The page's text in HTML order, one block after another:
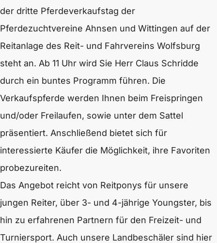
der dritte Pferdeverkaufstag der
Pferdezuchtvereine Ahnsen und Wittingen auf der
Reitanlage des Reit- und Fahrvereins Wolfsburg
steht an. Ab 11 Uhr wird Sie Herr Claus Schridde
durch ein buntes Programm führen. Die
Verkaufspferde werden Ihnen beim Freispringen
und/oder Freilaufen, sowie unter dem Sattel
präsentiert. Anschließend bietet sich für
interessierte Käufer die Möglichkeit, ihre Favoriten
probezureiten.
Das Angebot reicht von Reitponys für unsere
jungen Reiter, über 3- und 4-jährige Youngster, bis
hin zu erfahrenen Partnern für den Freizeit- und
Turniersport. Auch unsere Landbeschäler sind hier